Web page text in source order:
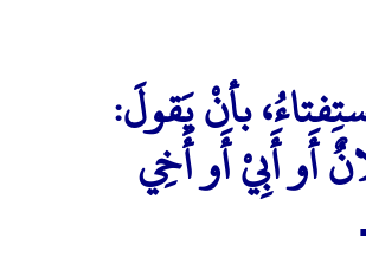
بأنْ يَقولَ:
أَو أَبِيْ أَو أَخِي